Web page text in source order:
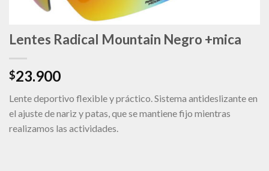
Lentes Radical Mountain Negro +mica
$23.900
Lente deportivo flexible y práctico. Sistema antideslizante en
el ajuste de nariz y patas, que se mantiene fijo mientras
realizamos las actividades.